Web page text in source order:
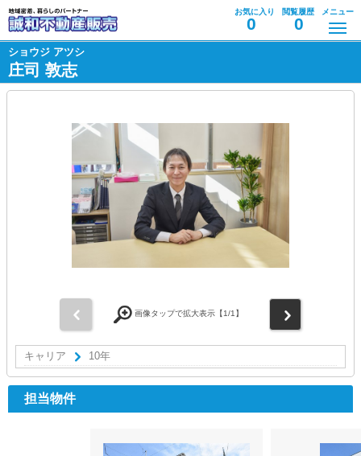
お気に入り
0
閲覧履歴
0
メニュー
ショウジ アツシ
庄司 敦志
画像タップで拡大表示【1/1】
キャリア 10年
担当物件